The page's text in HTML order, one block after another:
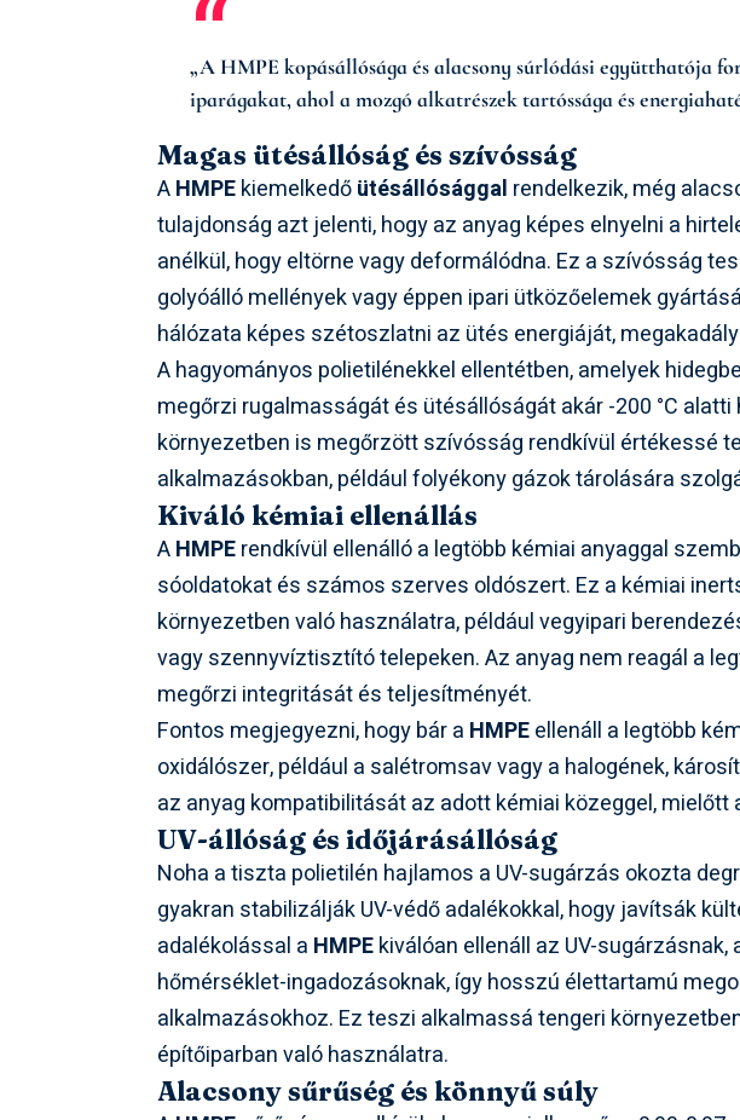
„A HMPE kopásállósága és alacsony súrlódási együtthatója
iparágakat, ahol a mozgó alkatrészek tartóssága és
Magas ütésállóság és szívósság
AHMPEkiemelkedőütésállósággal rendelkezik, még
tulajdonság azt jelenti, hogy az anyag képes elnyelni a
anélkül, hogy eltörne vagy deformálódna. Ez a szívósság
golyóálló mellények vagy éppen ipari ütközőelemek
hálózata képes szétoszlatni az ütés energiáját,
A hagyományos polietilénekkel ellentétben, amelyek
megőrzi rugalmasságát és ütésállóságát akár -200 °C
környezetben is megőrzött szívósság rendkívül értékessé
alkalmazásokban, például folyékony gázok tárolására
Kiváló kémiai ellenállás
AHMPErendkívül ellenálló a legtöbb kémiai anyaggal
sóoldatokat és számos szerves oldószert. Ez a kémiai
környezetben való használatra, például vegyipari
vagy szennyvíztisztító telepeken. Az anyag nem reagál a
megőrzi integritását és teljesítményét.
Fontos megjegyezni, hogy bár a HMPEellenáll a legtöbb
oxidálószer, például a salétromsav vagy a halogének,
az anyag kompatibilitását az adott kémiai közeggel, mielőtt
UV-állóság és időjárásállóság
Noha a tiszta polietilén hajlamos a UV-sugárzás okozta
gyakran stabilizálják UV-védő adalékokkal, hogy javítsák
adalékolással a HMPEkiválóan ellenáll az UV-sugárzásnak,
hőmérséklet-ingadozásoknak, így hosszú élettartamú
alkalmazásokhoz. Ez teszi alkalmassá tengeri
építőiparban való használatra.
Alacsony sűrűség és könnyű súly